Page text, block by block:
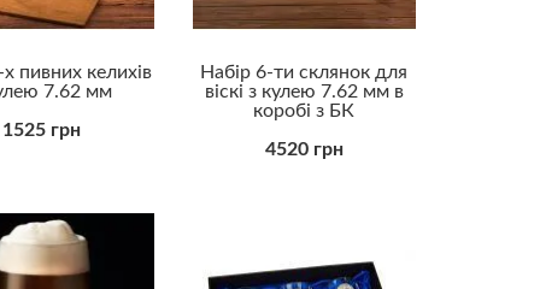
Бюджетні
Корисні
х пивних келихів
7.62 мм
1525 грн
Набір 6-ти склянок для
віскі з кулею 7.62 мм в
коробі з БК
4520 грн